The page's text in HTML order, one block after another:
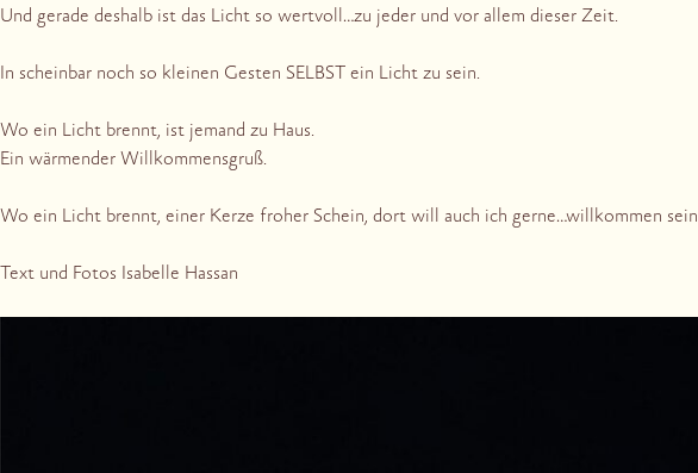
Und gerade deshalb ist das Licht so wertvoll…zu jeder und vor allem dieser Zeit.
In scheinbar noch so kleinen Gesten SELBST ein Licht zu sein.
Wo ein Licht brennt, ist jemand zu Haus.
Ein wärmender Willkommensgruß.
Wo ein Licht brennt, einer Kerze froher Schein, dort will auch ich gerne…willkommen sein
Text und Fotos Isabelle Hassan